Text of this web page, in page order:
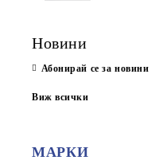
Новини
Абонирай се за новини
Виж всички
МАРКИ